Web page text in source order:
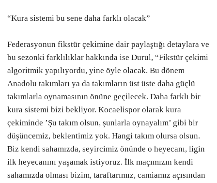
“Kura sistemi bu sene daha farklı olacak”
Federasyonun fikstür çekimine dair paylaştığı detaylara ve
bu sezonki farklılıklar hakkında ise Durul, “Fikstür çekimi
algoritmik yapılıyordu, yine öyle olacak. Bu dönem
Anadolu takımları ya da takımların üst üste daha güçlü
takımlarla oynamasının önüne geçilecek. Daha farklı bir
kura sistemi bizi bekliyor. Kocaelispor olarak kura
çekiminde ’Şu takım olsun, şunlarla oynayalım’ gibi bir
düşüncemiz, beklentimiz yok. Hangi takım olursa olsun.
Biz kendi sahamızda, seyircimiz önünde o heyecanı, ligin
ilk heyecanını yaşamak istiyoruz. İlk maçımızın kendi
sahamızda olması bizim, taraftarımız, camiamız açısından